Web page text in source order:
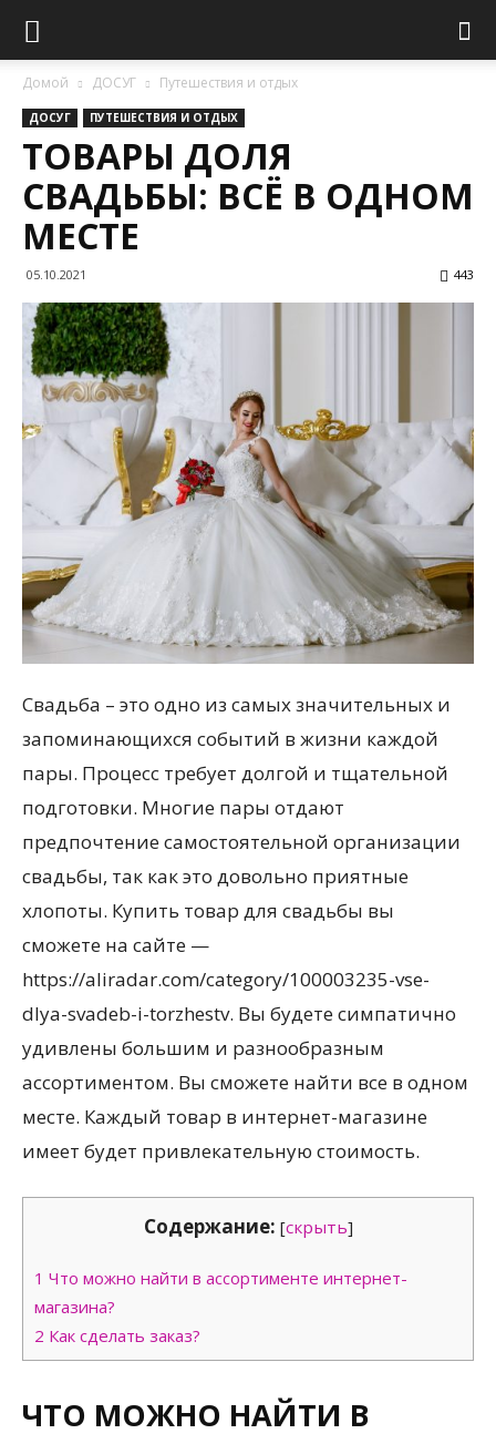
Домой ДОСУГ Путешествия и отдых
ДОСУГ ПУТЕШЕСТВИЯ И ОТДЫХ
ТОВАРЫ ДОЛЯ
СВАДЬБЫ: ВСЁ В ОДНОМ
МЕСТЕ
05.10.2021 443
Свадьба – это одно из самых значительных и
запоминающихся событий в жизни каждой
пары. Процесс требует долгой и тщательной
подготовки. Многие пары отдают
предпочтение самостоятельной организации
свадьбы, так как это довольно приятные
хлопоты. Купить товар для свадьбы вы
сможете на сайте —
https://aliradar.com/category/100003235-vse-
dlya-svadeb-i-torzhestv. Вы будете симпатично
удивлены большим и разнообразным
ассортиментом. Вы сможете найти все в одном
месте. Каждый товар в интернет-магазине
имеет будет привлекательную стоимость.
Содержание: [скрыть]
1 Что можно найти в ассортименте интернет-
магазина?
2 Как сделать заказ?
ЧТО МОЖНО НАЙТИ В